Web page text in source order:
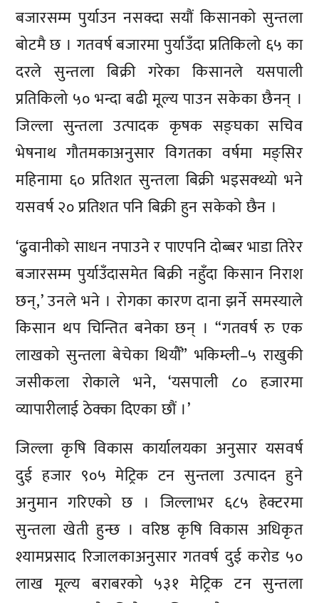
बजारसम्म पुर्याउन नसक्दा सयौं किसानको सुन्तला
बोटमै छ । गतवर्ष बजारमा पुर्याउँदा प्रतिकिलो ६५ का
दरले सुन्तला बिक्री गरेका किसानले यसपाली
प्रतिकिलो ५० भन्दा बढी मूल्य पाउन सकेका छैनन् ।
जिल्ला सुन्तला उत्पादक कृषक सङ्घका सचिव
भेषनाथ गौतमकाअनुसार विगतका वर्षमा मङ्सिर
महिनामा ६० प्रतिशत सुन्तला बिक्री भइसक्थ्यो भने
यसवर्ष २० प्रतिशत पनि बिक्री हुन सकेको छैन ।
‘ढुवानीको साधन नपाउने र पाएपनि दोब्बर भाडा तिरेर
बजारसम्म पुर्याउँदासमेत बिक्री नहुँदा किसान निराश
छन्,’ उनले भने । रोगका कारण दाना झर्ने समस्याले
किसान थप चिन्तित बनेका छन् । “गतवर्ष रु एक
लाखको सुन्तला बेचेका थियौँ” भकिम्ली–५ राखुकी
जसीकला रोकाले भने, ‘यसपाली ८० हजारमा
व्यापारीलाई ठेक्का दिएका छौं ।’
जिल्ला कृषि विकास कार्यालयका अनुसार यसवर्ष
दुई हजार ९०५ मेट्रिक टन सुन्तला उत्पादन हुने
अनुमान गरिएको छ । जिल्लाभर ६८५ हेक्टरमा
सुन्तला खेती हुन्छ । वरिष्ठ कृषि विकास अधिकृत
श्यामप्रसाद रिजालकाअनुसार गतवर्ष दुई करोड ५०
लाख मूल्य बराबरको ५३१ मेट्रिक टन सुन्तला